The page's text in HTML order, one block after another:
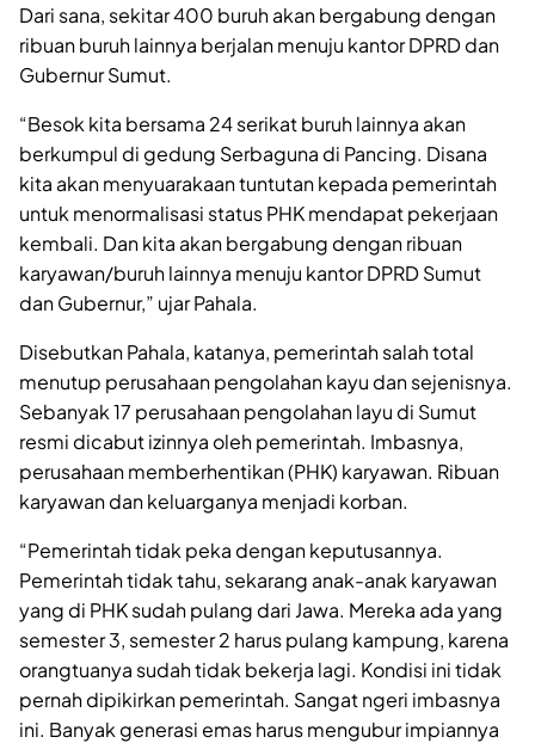
Dari sana, sekitar 400 buruh akan bergabung dengan
ribuan buruh lainnya berjalan menuju kantor DPRD dan
Gubernur Sumut.
“Besok kita bersama 24 serikat buruh lainnya akan
berkumpul di gedung Serbaguna di Pancing. Disana
kita akan menyuarakaan tuntutan kepada pemerintah
untuk menormalisasi status PHK mendapat pekerjaan
kembali. Dan kita akan bergabung dengan ribuan
karyawan/buruh lainnya menuju kantor DPRD Sumut
dan Gubernur,” ujar Pahala.
Disebutkan Pahala, katanya, pemerintah salah total
menutup perusahaan pengolahan kayu dan sejenisnya.
Sebanyak 17 perusahaan pengolahan layu di Sumut
resmi dicabut izinnya oleh pemerintah. Imbasnya,
perusahaan memberhentikan (PHK) karyawan. Ribuan
karyawan dan keluarganya menjadi korban.
“Pemerintah tidak peka dengan keputusannya.
Pemerintah tidak tahu, sekarang anak-anak karyawan
yang di PHK sudah pulang dari Jawa. Mereka ada yang
semester 3, semester 2 harus pulang kampung, karena
orangtuanya sudah tidak bekerja lagi. Kondisi ini tidak
pernah dipikirkan pemerintah. Sangat ngeri imbasnya
ini. Banyak generasi emas harus mengubur impiannya